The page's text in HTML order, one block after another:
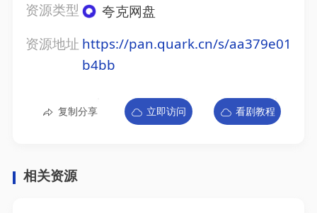
资源类型
夸克网盘
资源地址 https://pan.quark.cn/s/aa379e01
b4bb
复制分享 立即访问 看剧教程
相关资源